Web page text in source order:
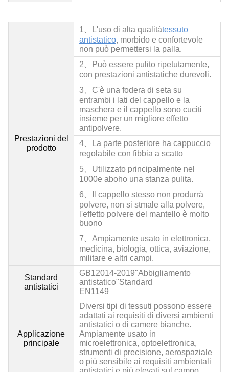
Prestazioni del
prodotto
1、L'uso di alta qualitàtessuto
antistatico, morbido e confortevole
non può permettersi la palla.
2、
Può essere pulito ripetutamente,
con prestazioni antistatiche durevoli.
3、C'è una fodera di seta su
entrambi i lati del cappello e la
maschera e il cappello sono cuciti
insieme per un migliore effetto
antipolvere.
4、
La parte posteriore ha cappuccio
regolabile con fibbia a scatto
5、Utilizzato principalmente nel
1000e aboho una stanza pulita.
6、Il cappello stesso non produrrà
polvere, non si stmale alla polvere,
l'effetto polvere del mantello è molto
buono
7、Ampiamente usato in elettronica,
medicina, biologia, ottica, aviazione,
militare e altri campi.
Standard
antistatici
GB12014-2019"Abbigliamento
antistatico"Standard
EN1149
Applicazione
principale
Diversi tipi di tessuti possono essere
adattati ai requisiti di diversi ambienti
antistatici o di camere bianche.
Ampiamente usato in
microelettronica, optoelettronica,
strumenti di precisione, aerospaziale
o più sensibile ai requisiti ambientali